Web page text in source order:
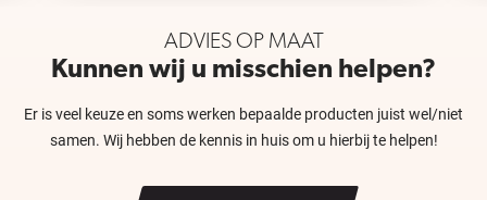
ADVIES OP MAAT
Kunnen wij u misschien helpen?
Er is veel keuze en soms werken bepaalde producten juist wel/niet
samen. Wij hebben de kennis in huis om u hierbij te helpen!